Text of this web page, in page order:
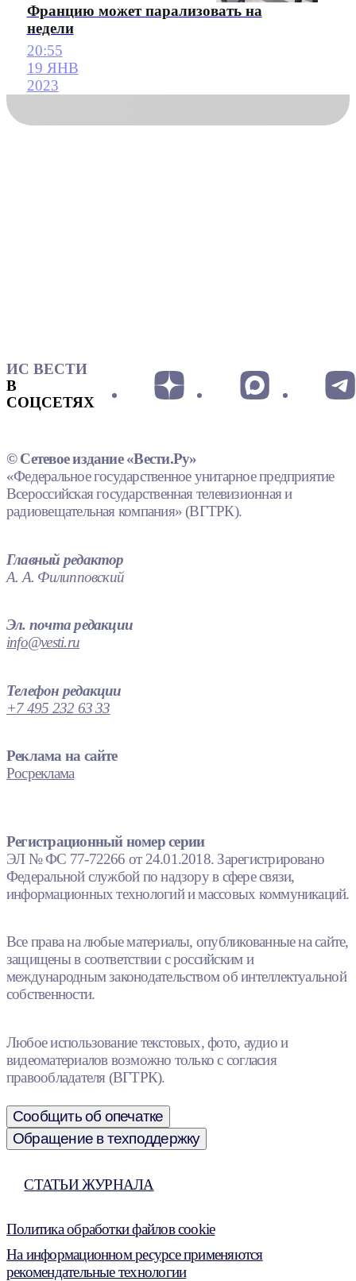
Францию может парализовать на
недели
20:55
19 ЯНВ
2023
ИС ВЕСТИ
В
СОЦСЕТЯХ
© Сетевое издание «Вести.Ру»
«Федеральное государственное унитарное предприятие
Всероссийская государственная телевизионная и
радиовещательная компания» (ВГТРК).
Главный редактор
А. А. Филипповский
Эл. почта редакции
info@vesti.ru
Телефон редакции
+7 495 232 63 33
Реклама на сайте
Росреклама
Регистрационный номер серии
ЭЛ № ФС 77-72266 от 24.01.2018. Зарегистрировано
Федеральной службой по надзору в сфере связи,
информационных технологий и массовых коммуникаций.
Все права на любые материалы, опубликованные на сайте,
защищены в соответствии с российским и
международным законодательством об интеллектуальной
собственности.
Любое использование текстовых, фото, аудио и
видеоматериалов возможно только с согласия
правообладателя (ВГТРК).
Сообщить об опечатке
Обращение в техподдержку
СТАТЬИ ЖУРНАЛА
Политика обработки файлов cookie
На информационном ресурсе применяются
рекомендательные технологии